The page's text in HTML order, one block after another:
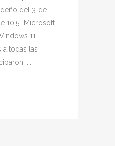
del 3 de
10,5” Microsoft
11.
a todas las
...